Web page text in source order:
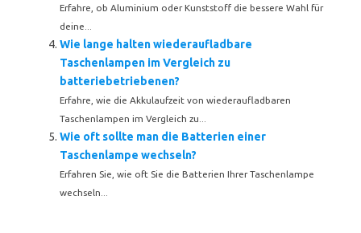
Erfahre, ob Aluminium oder Kunststoff die bessere Wahl für
deine...
Wie lange halten wiederaufladbare
Taschenlampen im Vergleich zu
batteriebetriebenen?
Erfahre, wie die Akkulaufzeit von wiederaufladbaren
Taschenlampen im Vergleich zu...
Wie oft sollte man die Batterien einer
Taschenlampe wechseln?
Erfahren Sie, wie oft Sie die Batterien Ihrer Taschenlampe
wechseln...